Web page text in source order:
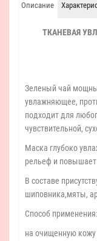
Описание
ТКАНЕВАЯ
Зеленый чай
увлажняющее,
подходит для
чувствительной,
Маска глубоко
рельеф и повышает
В составе
шиповника,мяты,
Способ применения:
на очищенную кожу